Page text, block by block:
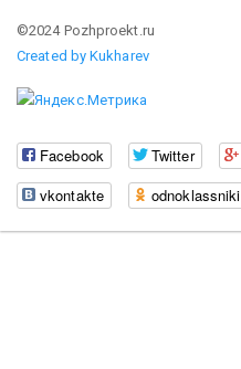
©2024 Pozhproekt.ru
Created by Kukharev
Facebook Twitter
vkontakte
odnoklassniki